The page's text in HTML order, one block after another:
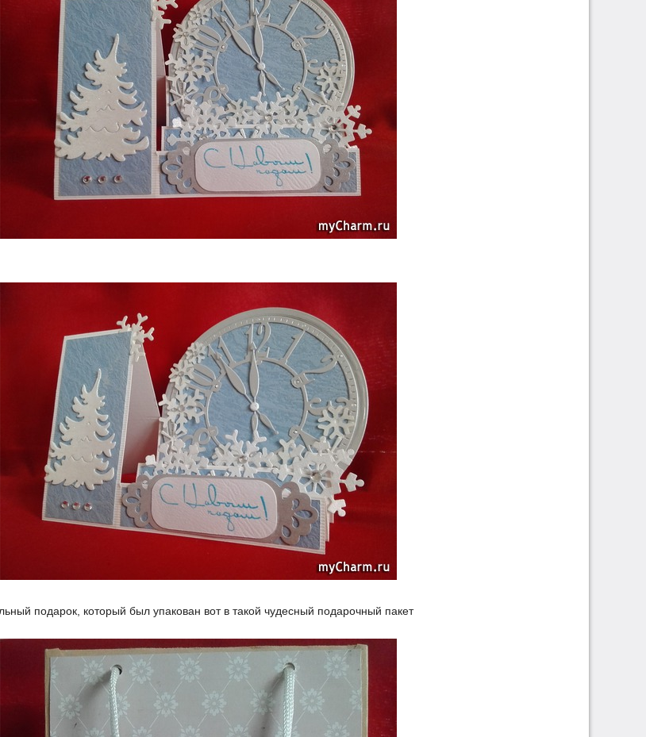
подарок, который был упакован вот в такой чудесный подарочный пакет